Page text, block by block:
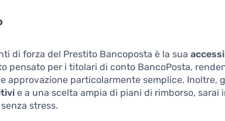
di forza del Prestito Bancoposta è la sua
pensato per i titolari di conto BancoPosta,
approvazione particolarmente semplice. Inoltre,
e a una scelta ampia di piani di rimborso, sarai
stress.